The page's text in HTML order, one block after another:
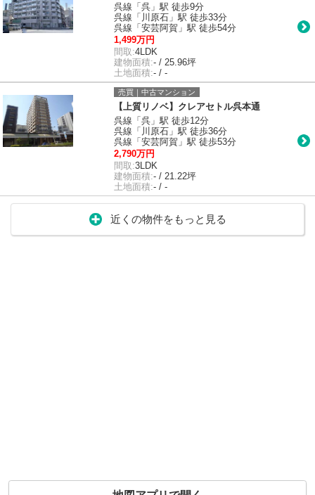
呉線「呉」駅 徒歩9分
呉線「川原石」駅 徒歩33分
呉線「安芸阿賀」駅 徒歩54分
1,499万円
間取:4LDK
建物面積:- / 25.96坪
土地面積:- / -
売買｜中古マンション
【上質リノベ】クレアセトル呉本通
呉線「呉」駅 徒歩12分
呉線「川原石」駅 徒歩36分
呉線「安芸阿賀」駅 徒歩53分
2,790万円
間取:3LDK
建物面積:- / 21.22坪
土地面積:- / -
近くの物件をもっと見る